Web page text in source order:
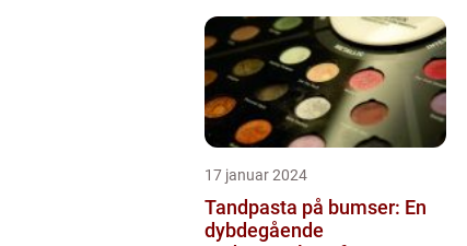
17 januar 2024
Tandpasta på bumser: En
dybdegående